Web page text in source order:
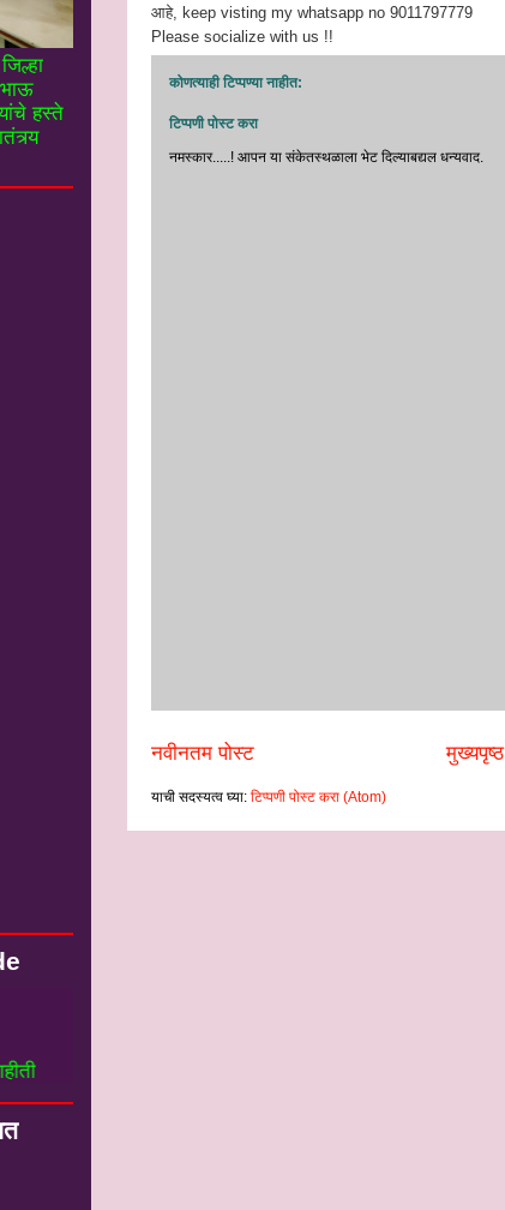
आहे, keep visting my whatsapp no 9011797779
Please socialize with us !!
कोणत्याही टिप्पण्‍या नाहीत:
टिप्पणी पोस्ट करा
नमस्‍कार.....! आपन या संकेतस्थळाला भेट दिल्‍याबद्यल धन्‍यवाद.
नवीनतम पोस्ट मुख्यपृष्ठ
याची सदस्यत्व घ्या: टिप्पणी पोस्ट करा (Atom)
हस्ते